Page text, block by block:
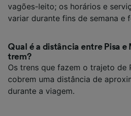
vagões-leito; os horários e
variar durante fins de semana e
Qual é a distância entre Pisa
trem?
Os trens que fazem o trajeto de
cobrem uma distância de
durante a viagem.